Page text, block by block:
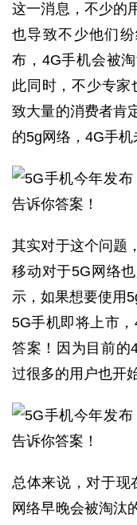
这一消息，不少的
也导致不少他们
布，4G手机会被
此同时，不少专家
致大量的消费者肯
的5g网络，4G手机
其实对于这个问题
移动对于5G网络
示，如果想要使用
5G手机即将上市
答案！因为目前的
过很多的用户也开
总体来说，对于现
网络早晚会被淘汰